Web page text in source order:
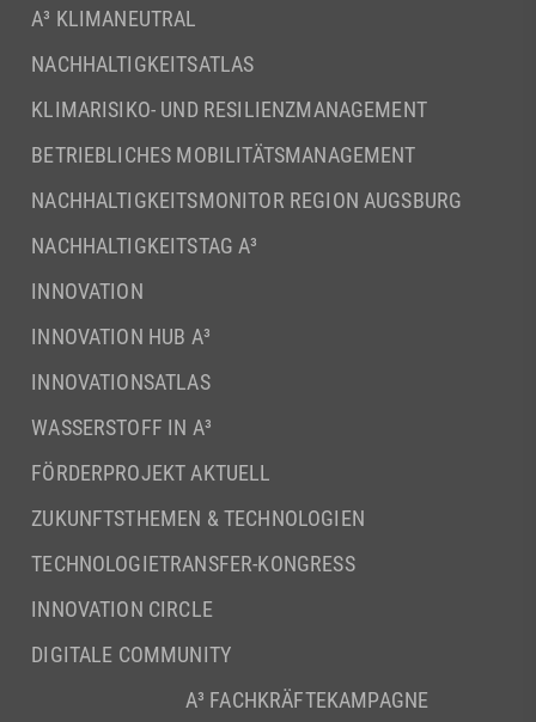
A³ KLIMANEUTRAL
NACHHALTIGKEITSATLAS
KLIMARISIKO- UND RESILIENZMANAGEMENT
BETRIEBLICHES MOBILITÄTSMANAGEMENT
NACHHALTIGKEITSMONITOR REGION AUGSBURG
NACHHALTIGKEITSTAG A³
INNOVATION
INNOVATION HUB A³
INNOVATIONSATLAS
WASSERSTOFF IN A³
FÖRDERPROJEKT AKTUELL
ZUKUNFTSTHEMEN & TECHNOLOGIEN
TECHNOLOGIETRANSFER-KONGRESS
INNOVATION CIRCLE
DIGITALE COMMUNITY
A³ FACHKRÄFTEKAMPAGNE